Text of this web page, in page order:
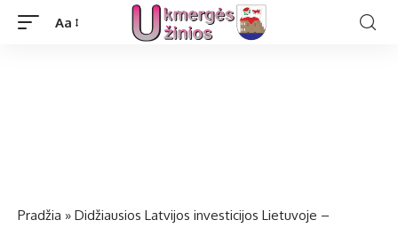
Aa
Pradžia » Didžiausios Latvijos investicijos Lietuvoje –